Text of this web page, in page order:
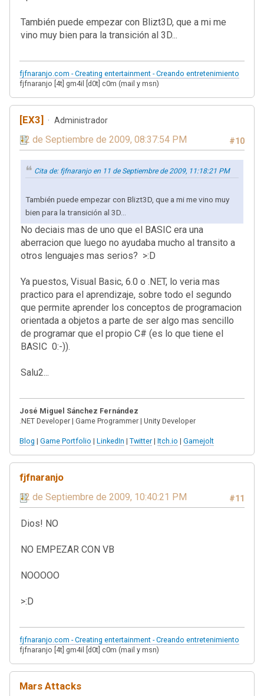
También puede empezar con Blizt3D, que a mi me
vino muy bien para la transición al 3D...
fjfnaranjo.com - Creating entertainment - Creando entretenimiento
fjfnaranjo [4t] gm4il [d0t] c0m (mail y msn)
[EX3] Administrador
#10
12 de Septiembre de 2009, 08:37:54 PM
Cita de: fjfnaranjo en 11 de Septiembre de 2009, 11:18:21 PM
También puede empezar con Blizt3D, que a mi me vino muy
bien para la transición al 3D...
No deciais mas de uno que el BASIC era una
aberracion que luego no ayudaba mucho al transito a
otros lenguajes mas serios? >:D
Ya puestos, Visual Basic, 6.0 o .NET, lo veria mas
practico para el aprendizaje, sobre todo el segundo
que permite aprender los conceptos de programacion
orientada a objetos a parte de ser algo mas sencillo
de programar que el propio C# (es lo que tiene el
BASIC 0:-)).
Salu2...
José Miguel Sánchez Fernández
.NET Developer | Game Programmer | Unity Developer
Blog | Game Portfolio | LinkedIn | Twitter | Itch.io | Gamejolt
fjfnaranjo
#11
12 de Septiembre de 2009, 10:40:21 PM
Dios! NO
NO EMPEZAR CON VB
NOOOOO
>:D
fjfnaranjo.com - Creating entertainment - Creando entretenimiento
fjfnaranjo [4t] gm4il [d0t] c0m (mail y msn)
Mars Attacks